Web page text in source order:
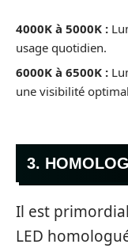
4000K à 5000K :
usage quotidien.
6000K à 6500K :
une visibilité
3.
Il est
LED